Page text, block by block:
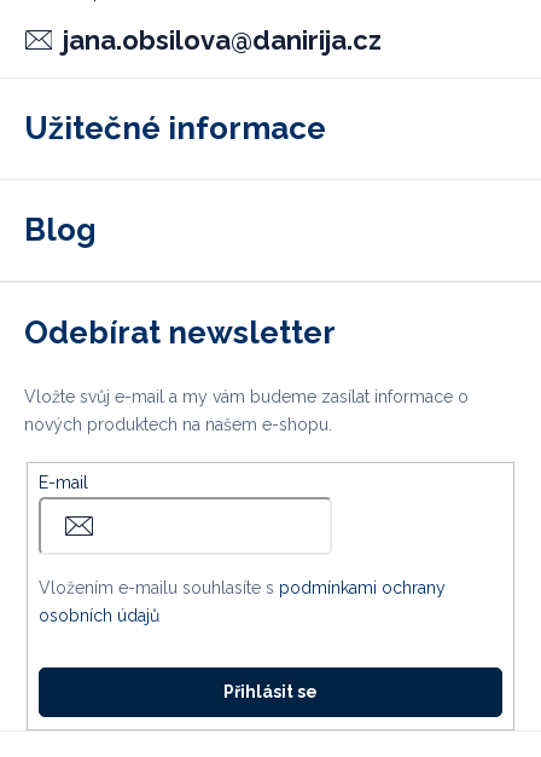
jana.obsilova@danirija.cz
Užitečné informace
Blog
Odebírat newsletter
Vložte svůj e-mail a my vám budeme zasílat informace o
nových produktech na našem e-shopu.
E-mail
Vložením e-mailu souhlasíte s podmínkami ochrany
osobních údajů
Přihlásit se